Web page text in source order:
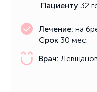
Пациенту 32
Лечение: на
Срок 30 мес.
Врач: